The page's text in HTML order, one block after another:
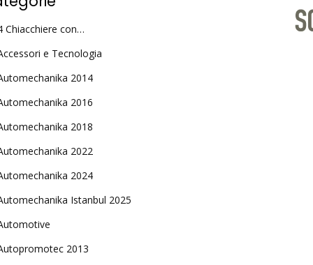
Chiacchiere con…
e Tecnologia
2014
2016
2018
2022
2024
Istanbul 2025
2013